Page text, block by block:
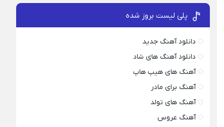
پلی لیست بروز شده
دانلود آهنگ جدید
دانلود آهنگ های شاد
آهنگ های هیپ هاپ
آهنگ برای مادر
آهنگ های تولد
آهنگ عروس